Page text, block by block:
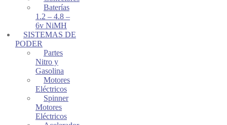
Baterías
1.2 – 4.8 –
6v NiMH
SISTEMAS DE
PODER
Partes
Nitro y
Gasolina
Motores
Eléctricos
Spinner
Motores
Eléctricos